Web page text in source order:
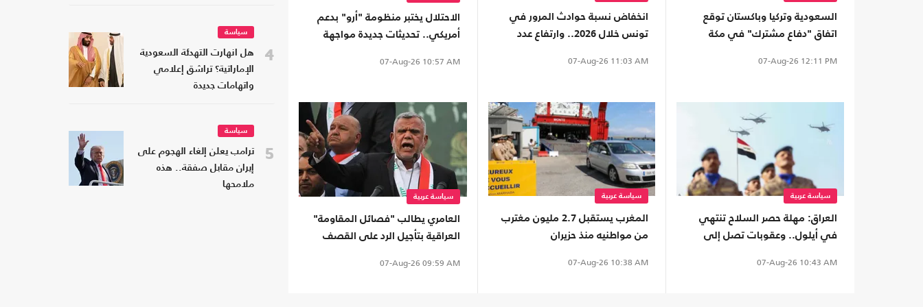
السعودية وتركيا وباكستان توقع
اتفاق "دفاع مشترك" في مكة
07-Aug-26 12:11 PM
انخفاض نسبة حوادث المرور في
تونس خلال 2026.. وارتفاع عدد
07-Aug-26 11:03 AM
الاحتلال يختبر منظومة "أرو" بدعم
أمريكي.. تحديثات جديدة مواجهة
07-Aug-26 10:57 AM
سياسة عربية
العراق: مهلة حصر السلاح تنتهي
في أيلول.. وعقوبات تصل إلى
07-Aug-26 10:43 AM
سياسة عربية
المغرب يستقبل 2.7 مليون مغترب
من مواطنيه منذ حزيران
07-Aug-26 10:38 AM
سياسة عربية
العامري يطالب "فصائل المقاومة"
العراقية بتأجيل الرد على القصف
07-Aug-26 09:59 AM
4
سياسة
هل انهارت التهدئة السعودية
الإماراتية؟ تراشق إعلامي
واتهامات جديدة
5
سياسة
ترامب يعلن إلغاء الهجوم على
إيران مقابل صفقة.. هذه
ملامحها